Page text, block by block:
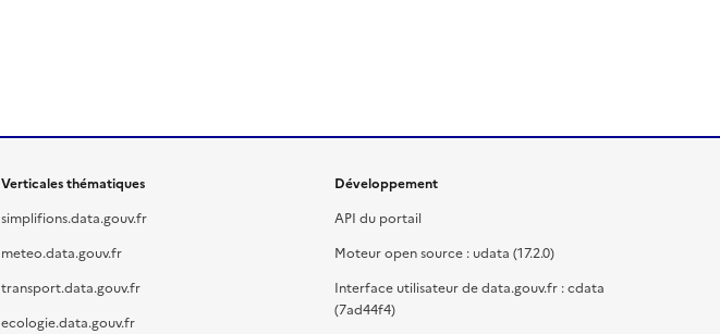
Verticales thématiques
simplifions.data.gouv.fr
meteo.data.gouv.fr
transport.data.gouv.fr
ecologie.data.gouv.fr
Développement
API du portail
Moteur open source : udata (17.2.0)
Interface utilisateur de data.gouv.fr : cdata
(7ad44f4)